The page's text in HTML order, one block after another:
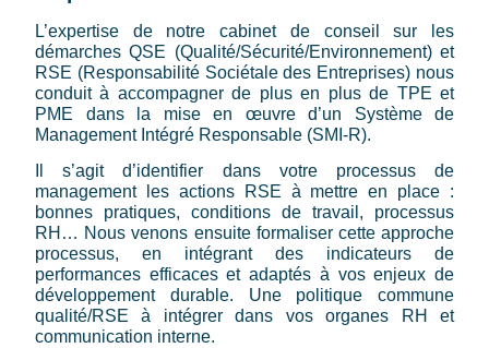
L’expertise de notre cabinet de conseil sur les
démarches QSE (Qualité/Sécurité/Environnement) et
RSE (Responsabilité Sociétale des Entreprises) nous
conduit à accompagner de plus en plus de TPE et
PME dans la mise en œuvre d’un Système de
Management Intégré Responsable (SMI-R).
Il s’agit d’identifier dans votre processus de
management les actions RSE à mettre en place :
bonnes pratiques, conditions de travail, processus
RH… Nous venons ensuite formaliser cette approche
processus, en intégrant des indicateurs de
performances efficaces et adaptés à vos enjeux de
développement durable. Une politique commune
qualité/RSE à intégrer dans vos organes RH et
communication interne.